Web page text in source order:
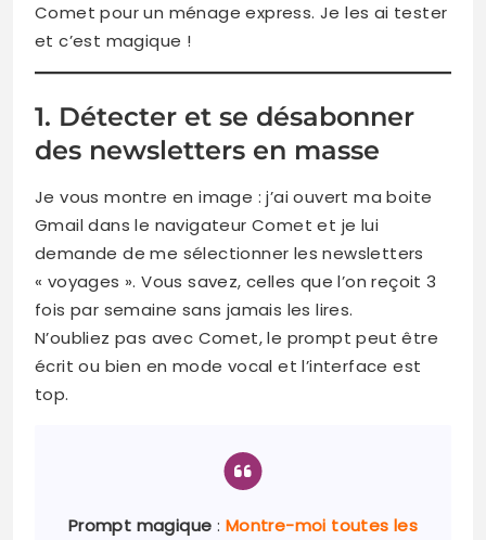
Comet pour un ménage express. Je les ai tester
et c’est magique !
1. Détecter et se désabonner
des newsletters en masse
Je vous montre en image : j’ai ouvert ma boite
Gmail dans le navigateur Comet et je lui
demande de me sélectionner les newsletters
« voyages ». Vous savez, celles que l’on reçoit 3
fois par semaine sans jamais les lires.
N’oubliez pas avec Comet, le prompt peut être
écrit ou bien en mode vocal et l’interface est
top.
Prompt magique : Montre-moi toutes les